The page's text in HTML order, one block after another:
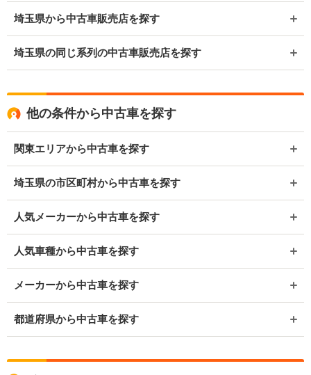
埼玉県から中古車販売店を探す
埼玉県の同じ系列の中古車販売店を探す
他の条件から中古車を探す
関東エリアから中古車を探す
埼玉県の市区町村から中古車を探す
人気メーカーから中古車を探す
人気車種から中古車を探す
メーカーから中古車を探す
都道府県から中古車を探す